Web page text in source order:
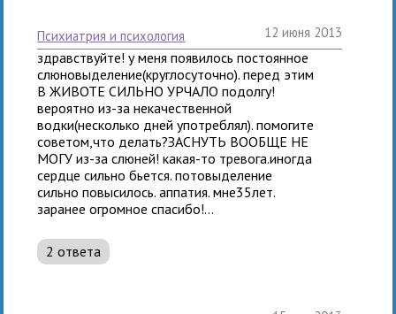
психиатрия и психология 12 июня 2013
здравствуйте! у меня появилось постоянное
слюновыделение(круглосуточно). перед этим
В ЖИВОТЕ СИЛЬНО УРЧАЛО подолгу!
вероятно из-за некачественной
водки(несколько дней употреблял). помогите
советом,что делать?ЗАСНУТЬ ВООБЩЕ НЕ
МОГУ из-за слюней! какая-то тревога.иногда
сердце сильно бьется. потовыделение
сильно повысилось. аппатия. мне35лет.
заранее огромное спасибо!...
2 ответа